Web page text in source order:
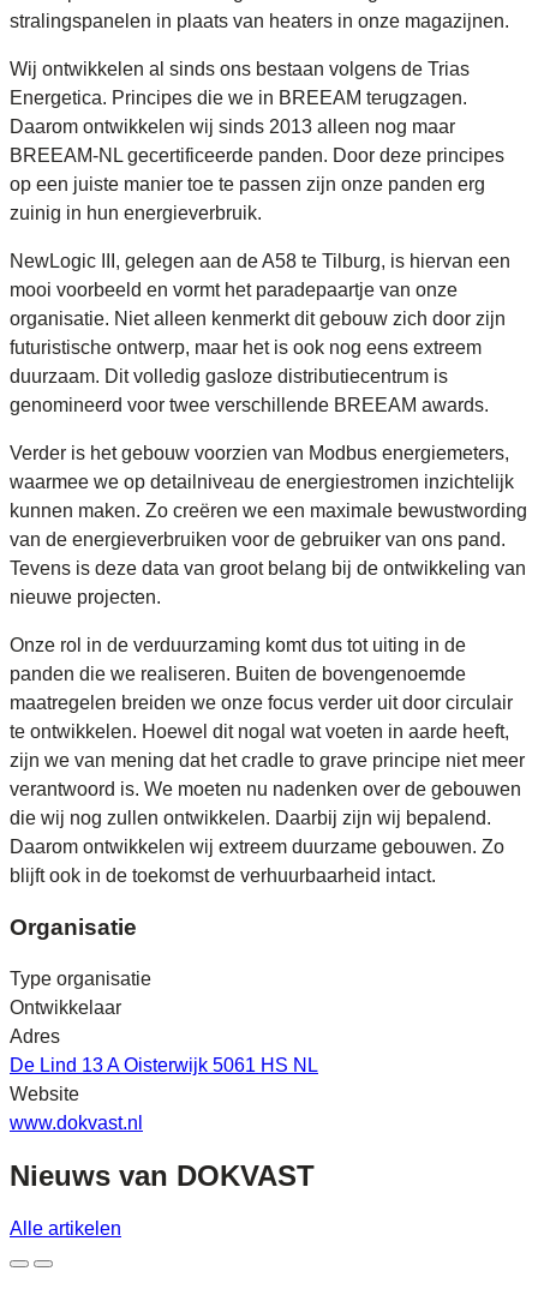
stralingspanelen in plaats van heaters in onze magazijnen.
Wij ontwikkelen al sinds ons bestaan volgens de Trias
Energetica. Principes die we in BREEAM terugzagen.
Daarom ontwikkelen wij sinds 2013 alleen nog maar
BREEAM-NL gecertificeerde panden. Door deze principes
op een juiste manier toe te passen zijn onze panden erg
zuinig in hun energieverbruik.
NewLogic III, gelegen aan de A58 te Tilburg, is hiervan een
mooi voorbeeld en vormt het paradepaartje van onze
organisatie. Niet alleen kenmerkt dit gebouw zich door zijn
futuristische ontwerp, maar het is ook nog eens extreem
duurzaam. Dit volledig gasloze distributiecentrum is
genomineerd voor twee verschillende BREEAM awards.
Verder is het gebouw voorzien van Modbus energiemeters,
waarmee we op detailniveau de energiestromen inzichtelijk
kunnen maken. Zo creëren we een maximale bewustwording
van de energieverbruiken voor de gebruiker van ons pand.
Tevens is deze data van groot belang bij de ontwikkeling van
nieuwe projecten.
Onze rol in de verduurzaming komt dus tot uiting in de
panden die we realiseren. Buiten de bovengenoemde
maatregelen breiden we onze focus verder uit door circulair
te ontwikkelen. Hoewel dit nogal wat voeten in aarde heeft,
zijn we van mening dat het cradle to grave principe niet meer
verantwoord is. We moeten nu nadenken over de gebouwen
die wij nog zullen ontwikkelen. Daarbij zijn wij bepalend.
Daarom ontwikkelen wij extreem duurzame gebouwen. Zo
blijft ook in de toekomst de verhuurbaarheid intact.
Organisatie
Type organisatie
Ontwikkelaar
Adres
De Lind 13 A Oisterwijk 5061 HS NL
Website
www.dokvast.nl
Nieuws van DOKVAST
Alle artikelen